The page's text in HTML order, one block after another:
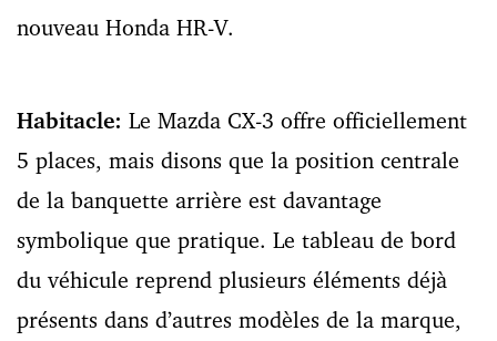
nouveau Honda HR-V.
Habitacle: Le Mazda CX-3 offre officiellement
5 places, mais disons que la position centrale
de la banquette arrière est davantage
symbolique que pratique. Le tableau de bord
du véhicule reprend plusieurs éléments déjà
présents dans d’autres modèles de la marque,